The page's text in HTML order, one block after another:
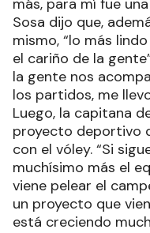
más, para mí fue
Sosa dijo que,
mismo, “lo más
el cariño de la
la gente nos
los partidos, me
Luego, la capitana
proyecto deportivo
con el vóley. “Si
muchísimo más el
viene pelear el
un proyecto que
está creciendo